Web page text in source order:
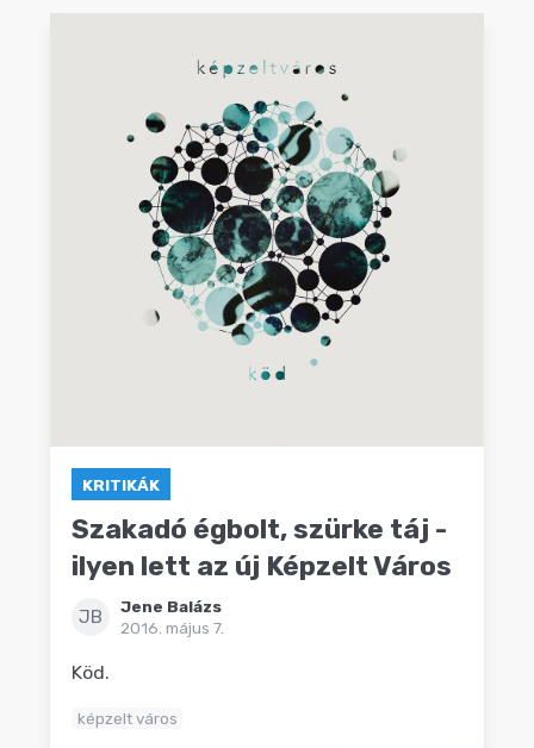
KRITIKÁK
Szakadó égbolt, szürke táj -
ilyen lett az új Képzelt Város
JB
Jene Balázs
2016. május 7.
Köd.
képzelt város